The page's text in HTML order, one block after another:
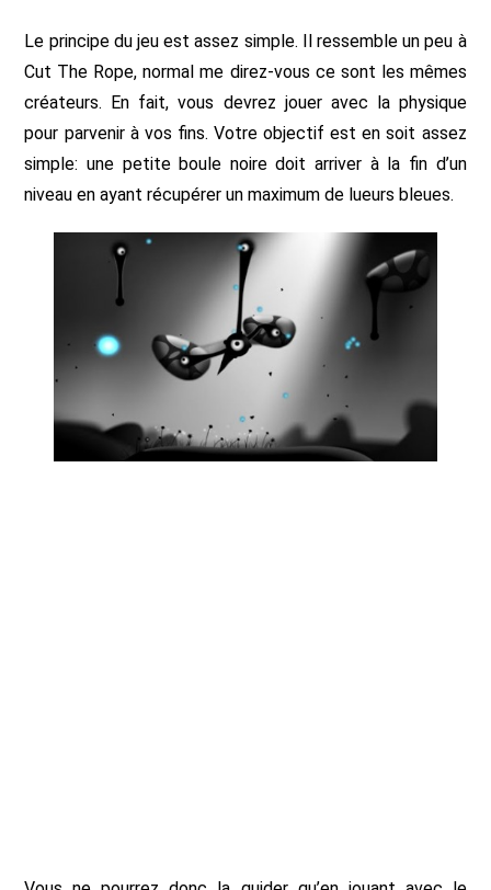
Le principe du jeu est assez simple. Il ressemble un peu à
Cut The Rope, normal me direz-vous ce sont les mêmes
créateurs. En fait, vous devrez jouer avec la physique
pour parvenir à vos fins. Votre objectif est en soit assez
simple: une petite boule noire doit arriver à la fin d’un
niveau en ayant récupérer un maximum de lueurs bleues.